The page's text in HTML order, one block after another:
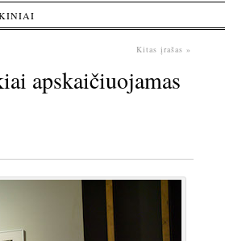
Kitas įrašas »
apskaičiuojamas